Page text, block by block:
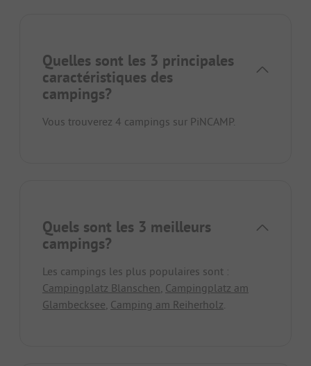
Quelles sont les 3 principales
caractéristiques des
campings?
Vous trouverez 4 campings sur PiNCAMP.
Quels sont les 3 meilleurs
campings?
Les campings les plus populaires sont :
Campingplatz Blanschen, Campingplatz am
Glambecksee, Camping am Reiherholz.